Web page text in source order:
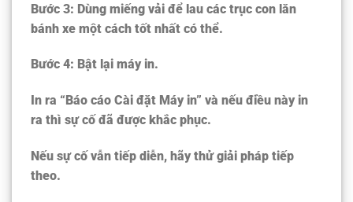
Bước 3: Dùng miếng vải để lau các trục con lăn
bánh xe một cách tốt nhất có thể.
Bước 4: Bật lại máy in.
In ra “Báo cáo Cài đặt Máy in” và nếu điều này in
ra thì sự cố đã được khắc phục.
Nếu sự cố vẫn tiếp diễn, hãy thử giải pháp tiếp
theo.